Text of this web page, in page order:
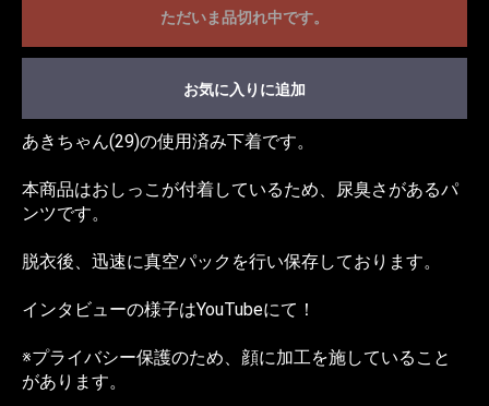
ただいま品切れ中です。
お気に入りに追加
あきちゃん(29)の使用済み下着です。
本商品はおしっこが付着しているため、尿臭さがあるパ
ンツです。
脱衣後、迅速に真空パックを行い保存しております。
インタビューの様子はYouTubeにて！
※プライバシー保護のため、顔に加工を施していること
があります。